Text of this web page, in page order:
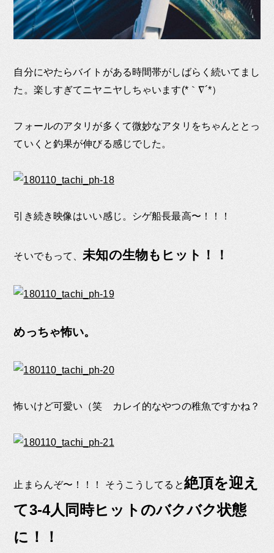
自分にやたらバイトがある時間帯がしばらく続いてまし
た。楽しすぎてニヤニヤしちゃいます(*｀∇´*）
フォールのアタリが多くて微妙なアタリをちゃんととっ
ていくと釣果が伸びる感じでした。
引き続き映像はいい感じ。シゲ船長最高〜！！！
そいでもって、未知の生物もヒット！！
めっちゃ怖い。
怖いけど可愛い（笑 カレイ的なやつの稚魚ですかね？
止まらんぞ〜！！！ そうこうしてると絶頂を迎え
て3-4人同時ヒットのバクバク状態
に！！